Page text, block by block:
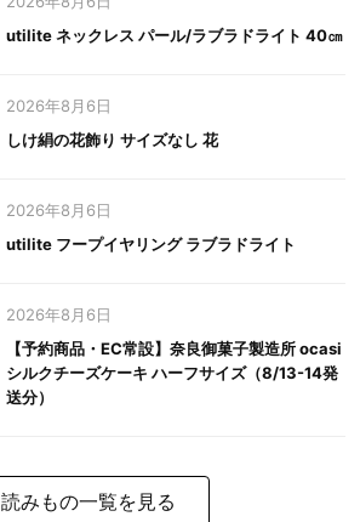
utilite ネックレス パール/ラブラドライト 40㎝
2026年8月6日
しけ絹の花飾り サイズなし 花
2026年8月6日
utilite フープイヤリング ラブラドライト
2026年8月6日
【予約商品・EC常設】奈良御菓子製造所 ocasi
シルクチーズケーキ ハーフサイズ（8/13-14発
送分）
読みもの一覧を見る